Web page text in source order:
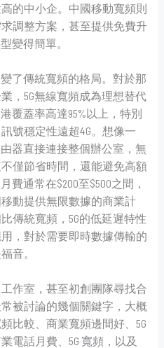
的中小企。中國移動寬頻則
調整方案，甚至提供免費升
變得簡單。
了傳統寬頻的格局。對於那
，5G無線寬頻成為理想替代
覆蓋率高達95%以上，特別
號穩定性遠超4G。想像一
器直接連接整個辦公室，無
僅節省時間，還能避免高額
費通常在$200至$500之間，
動提供無限數據的商業計
傳統寬頻，5G的低延遲特性
，對於需要即時數據傳輸的
音。
作室，甚至初創團隊尋找合
被討論的幾個關鍵字，大概
比較、商業寬頻邊間好、5G
電話月費、5G 寬頻，以及